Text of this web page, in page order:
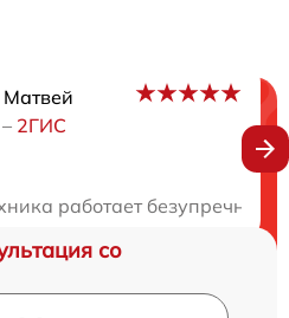
Матвей
2ГИС
работает безупречно.
со